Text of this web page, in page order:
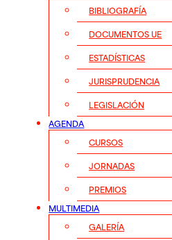
BIBLIOGRAFÍA
DOCUMENTOS UE
ESTADÍSTICAS
JURISPRUDENCIA
LEGISLACIÓN
AGENDA
CURSOS
JORNADAS
PREMIOS
MULTIMEDIA
GALERÍA